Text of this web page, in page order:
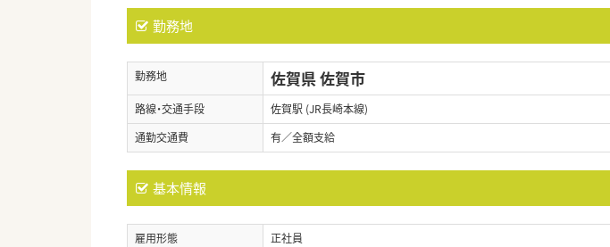
勤務地
勤務地 佐賀県 佐賀市
路線・交通手段
佐賀駅 (JR長崎本線)
通勤交通費
有／全額支給
基本情報
雇用形態
正社員